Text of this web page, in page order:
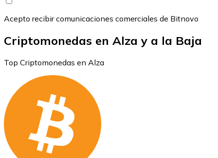
Acepto recibir comunicaciones comerciales de Bitnovo
Criptomonedas en Alza y a la Baja
Top Criptomonedas en Alza